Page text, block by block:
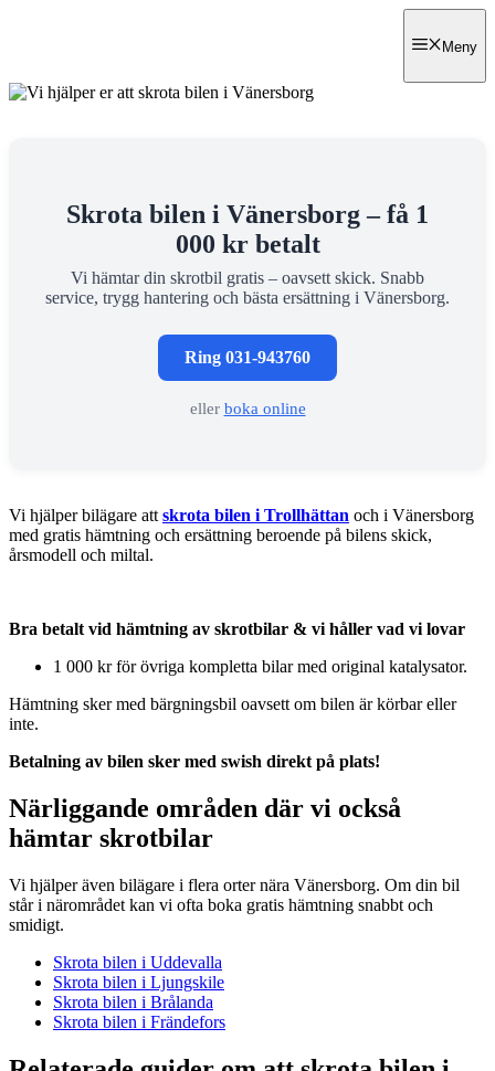
Meny
Skrota bilen i Vänersborg – få 1
000 kr betalt
Vi hämtar din skrotbil gratis – oavsett skick. Snabb
service, trygg hantering och bästa ersättning i Vänersborg.
Ring 031-943760
eller boka online
Vi hjälper bilägare att skrota bilen i Trollhättan och i Vänersborg
med gratis hämtning och ersättning beroende på bilens skick,
årsmodell och miltal.
Bra betalt vid hämtning av skrotbilar & vi håller vad vi lovar
1 000 kr för övriga kompletta bilar med original katalysator.
Hämtning sker med bärgningsbil oavsett om bilen är körbar eller
inte.
Betalning av bilen sker med swish direkt på plats!
Närliggande områden där vi också
hämtar skrotbilar
Vi hjälper även bilägare i flera orter nära Vänersborg. Om din bil
står i närområdet kan vi ofta boka gratis hämtning snabbt och
smidigt.
Skrota bilen i Uddevalla
Skrota bilen i Ljungskile
Skrota bilen i Brålanda
Skrota bilen i Frändefors